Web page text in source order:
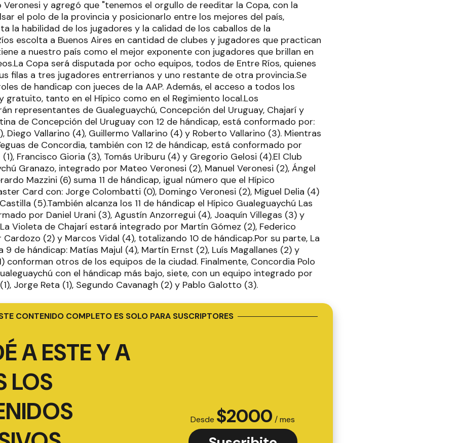
Veronesi y agregó que "tenemos el orgullo de reeditar la Copa, con la
el polo de la provincia y posicionarlo entre los mejores del país,
la habilidad de los jugadores y la calidad de los caballos de la
escolta a Buenos Aires en cantidad de clubes y jugadores que practican
a nuestro país como el mejor exponente con jugadores que brillan en
Copa será disputada por ocho equipos, todos de Entre Ríos, quienes
filas a tres jugadores entrerrianos y uno restante de otra provincia.Se
de handicap con jueces de la AAP. Además, el acceso a todos los
gratuito, tanto en el Hípico como en el Regimiento local.Los
representantes de Gualeguaychú, Concepción del Uruguay, Chajarí y
de Concepción del Uruguay con 12 de hándicap, está conformado por:
Diego Vallarino (4), Guillermo Vallarino (4) y Roberto Vallarino (3). Mientras
de Concordia, también con 12 de hándicap, está conformado por
Francisco Gioria (3), Tomás Uriburu (4) y Gregorio Gelosi (4).El Club
Granazo, integrado por Mateo Veronesi (2), Manuel Veronesi (2), Ángel
Mazzini (6) suma 11 de hándicap, igual número que el Hípico
Card con: Jorge Colombatti (0), Domingo Veronesi (2), Miguel Delia (4)
(5).También alcanza los 11 de hándicap el Hípico Gualeguaychú Las
por Daniel Urani (3), Agustín Anzorregui (4), Joaquín Villegas (3) y
Violeta de Chajarí estará integrado por Martín Gómez (2), Federico
Cardozo (2) y Marcos Vidal (4), totalizando 10 de hándicap.Por su parte, La
9 de hándicap: Matías Majul (4), Martín Ernst (2), Luís Magallanes (2) y
conforman otros de los equipos de la ciudad. Finalmente, Concordia Polo
con el hándicap más bajo, siete, con un equipo integrado por
Jorge Reta (1), Segundo Cavanagh (2) y Pablo Galotto (3).
CONTENIDO COMPLETO ES SOLO PARA SUSCRIPTORES
A ESTE Y A
LOS
Desde $2000 / mes